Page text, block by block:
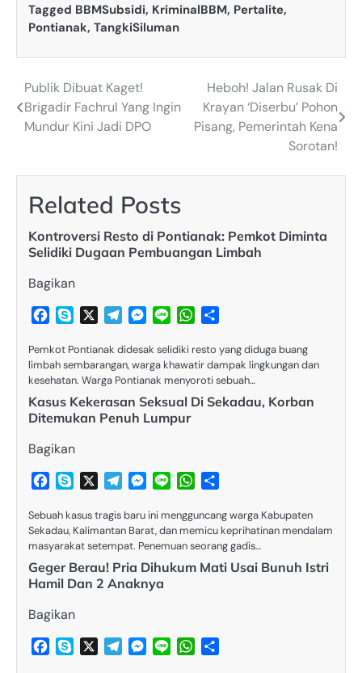
Tagged BBMSubsidi, KriminalBBM, Pertalite,
Pontianak, TangkiSiluman
Post
navigation
Publik Dibuat Kaget!
Brigadir Fachrul Yang Ingin
Mundur Kini Jadi DPO
Heboh! Jalan Rusak Di
Krayan ‘Diserbu’ Pohon
Pisang, Pemerintah Kena
Sorotan!
Related Posts
Kontroversi Resto di Pontianak: Pemkot Diminta
Selidiki Dugaan Pembuangan Limbah
Bagikan
Facebook
Skype TelegramMessenger
Line WhatsApp
Pemkot Pontianak didesak selidiki resto yang diduga buang
limbah sembarangan, warga khawatir dampak lingkungan dan
kesehatan. Warga Pontianak menyoroti sebuah…
Kasus Kekerasan Seksual Di Sekadau, Korban
Ditemukan Penuh Lumpur
Bagikan
Facebook
Skype TelegramMessenger
Line WhatsApp
Sebuah kasus tragis baru ini mengguncang warga Kabupaten
Sekadau, Kalimantan Barat, dan memicu keprihatinan mendalam
masyarakat setempat. Penemuan seorang gadis…
Geger Berau! Pria Dihukum Mati Usai Bunuh Istri
Hamil Dan 2 Anaknya
Bagikan
Facebook
Skype TelegramMessenger
Line WhatsApp